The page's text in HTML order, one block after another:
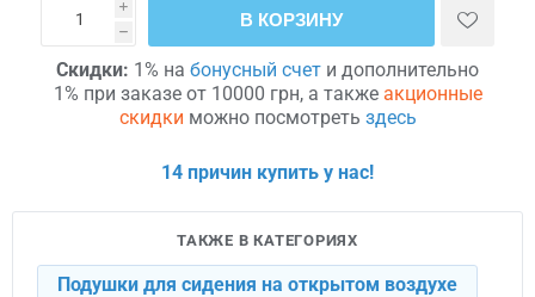
i
h
В КОРЗИНУ
Скидки: 1% на бонусный счет и дополнительно
1% при заказе от 10000 грн, а также акционные
скидки можно посмотреть здесь
14 причин купить у нас!
ТАКЖЕ В КАТЕГОРИЯХ
Подушки для сидения на открытом воздухе